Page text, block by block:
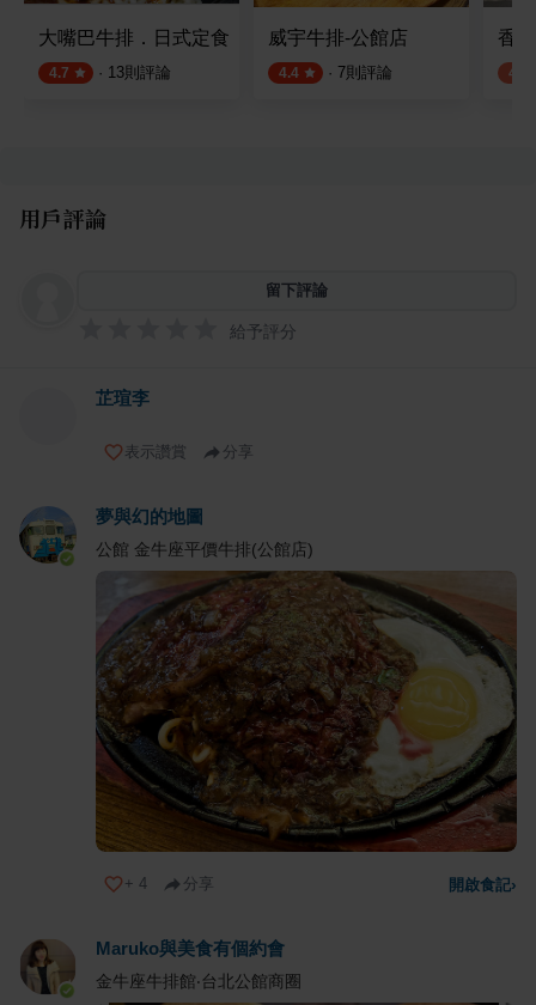
大嘴巴牛排．日式定食
4.7 · 13則評論
威宇牛排-公館店
4.4 · 7則評論
香
4.0
用戶評論
留下評論
給予評分
芷瑄李
表示讚賞 分享
夢與幻的地圖
公館 金牛座平價牛排(公館店)
+ 4 分享 開啟食記›
Maruko與美食有個約會
金牛座牛排館‧台北公館商圈